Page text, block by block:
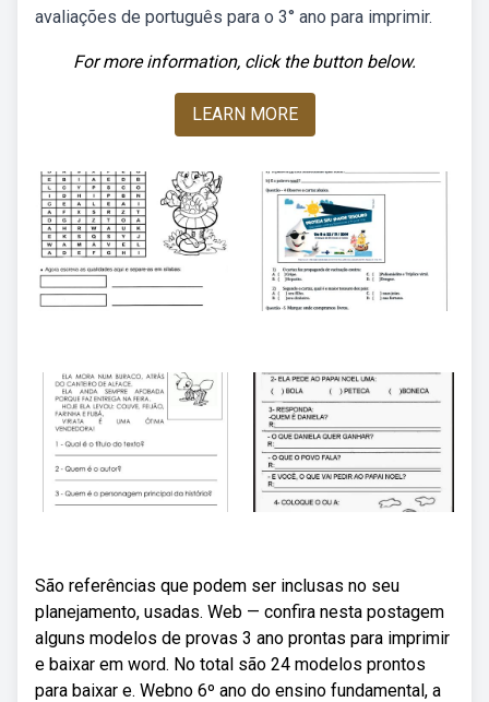
avaliações de português para o 3° ano para imprimir.
For more information, click the button below.
LEARN MORE
São referências que podem ser inclusas no seu
planejamento, usadas. Web — confira nesta postagem
alguns modelos de provas 3 ano prontas para imprimir
e baixar em word. No total são 24 modelos prontos
para baixar e. Webno 6º ano do ensino fundamental, a